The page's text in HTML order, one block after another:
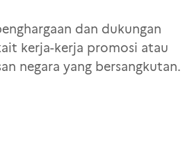
dan dukungan
kerja-kerja promosi atau
negara yang bersangkutan.